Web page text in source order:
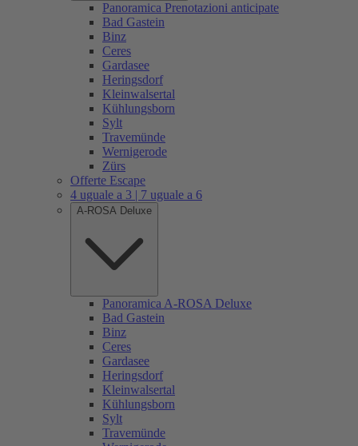
Panoramica Prenotazioni anticipate
Bad Gastein
Binz
Ceres
Gardasee
Heringsdorf
Kleinwalsertal
Kühlungsborn
Sylt
Travemünde
Wernigerode
Zürs
Offerte Escape
4 uguale a 3 | 7 uguale a 6
A-ROSA Deluxe
Panoramica A-ROSA Deluxe
Bad Gastein
Binz
Ceres
Gardasee
Heringsdorf
Kleinwalsertal
Kühlungsborn
Sylt
Travemünde